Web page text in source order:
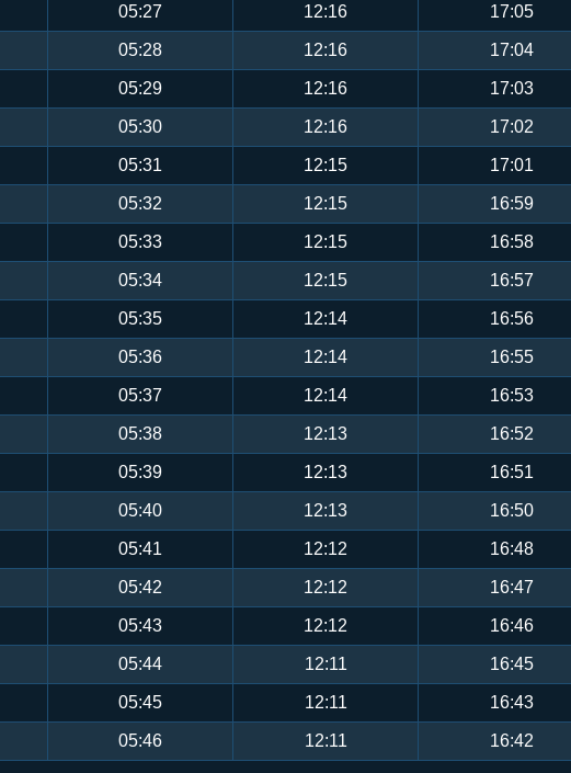
05:27 12:16 17:05
05:28 12:16 17:04
05:29 12:16 17:03
05:30 12:16 17:02
05:31 12:15 17:01
05:32 12:15 16:59
05:33 12:15 16:58
05:34 12:15 16:57
05:35 12:14 16:56
05:36 12:14 16:55
05:37 12:14 16:53
05:38 12:13 16:52
05:39 12:13 16:51
05:40 12:13 16:50
05:41 12:12 16:48
05:42 12:12 16:47
05:43 12:12 16:46
05:44 12:11 16:45
05:45 12:11 16:43
05:46 12:11 16:42